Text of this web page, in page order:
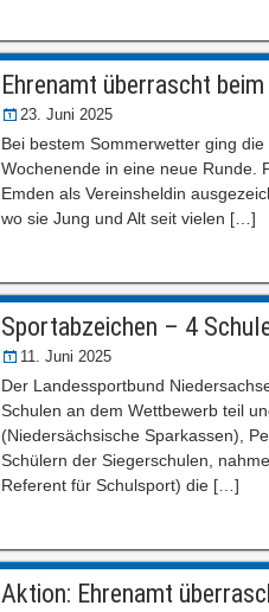
Ehrenamt überrascht
23. Juni 2025
Bei bestem Sommerwetter ging
Wochenende in eine neue Runde.
Emden als Vereinsheldin
wo sie Jung und Alt seit vielen […]
Sportabzeichen – 4
11. Juni 2025
Der Landessportbund
Schulen an dem Wettbewerb teil
(Niedersächsische Sparkassen),
Schülern der Siegerschulen,
Referent für Schulsport) die […]
Aktion: Ehrenamt